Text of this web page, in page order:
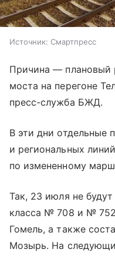
Источник: Смартпресс
Причина — плановый
моста на перегоне
пресс-служба БЖД.
В эти дни отдельные
и региональных
по измененному
Так, 23 июля не
класса № 708 и №
Гомель, а также
Мозырь. На